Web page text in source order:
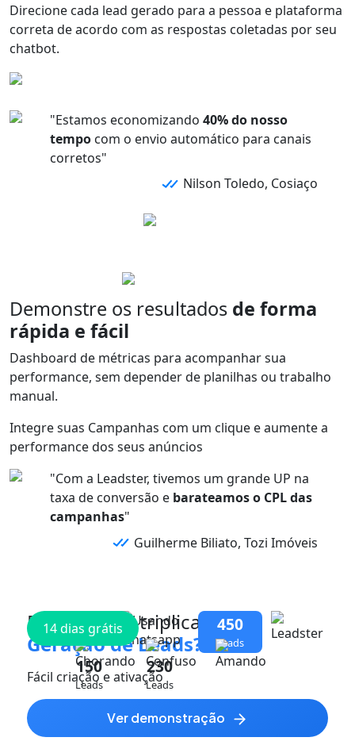
Direcione cada lead gerado para a pessoa e plataforma
correta de acordo com as respostas coletadas por seu
chatbot.
"Estamos economizando40% do nosso
tempo com o envio automático para canais
corretos"
Nilson Toledo, Cosiaço
Demonstre os resultados de forma
rápida e fácil
Dashboard de métricas para acompanhar sua
performance, sem depender de planilhas ou trabalho
manual.
Integre suas Campanhas com um clique e aumente a
performance dos seus anúncios
"Com a Leadster, tivemos um grande UP na
taxa de conversão e barateamos o CPL das
campanhas"
Guilherme Biliato, Tozi Imóveis
150
Leads
230
Leads
450
Leads
14 dias grátis
Pronto para triplicar
sua
Geração de Leads?
Fácil criação e ativação
ver demonstração